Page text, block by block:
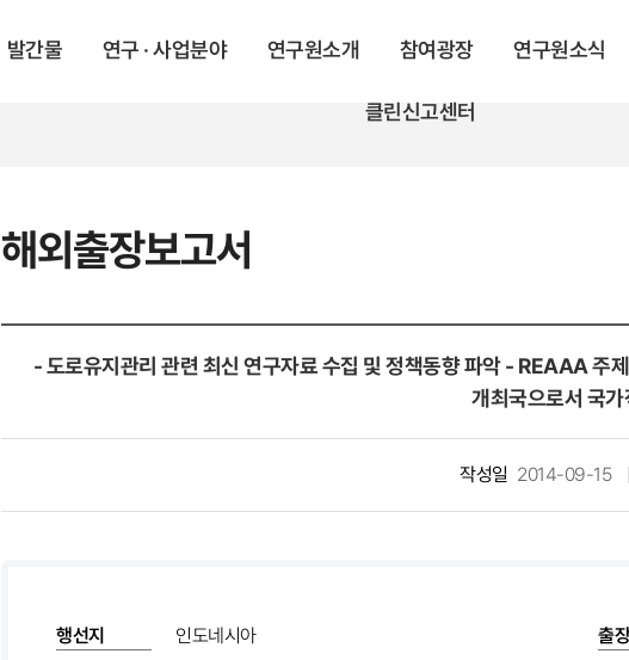
발간물 연구 · 사업분야 연구원소개 참여광장 연구원소식
클린신고센터
해외출장보고서
- 도로유지관리 관련 최신 연구자료 수집 및 정책동향 파악 - REAAA 주
개최국으로서 국
작성일 2014-09-15
행선지 인도네시아 출